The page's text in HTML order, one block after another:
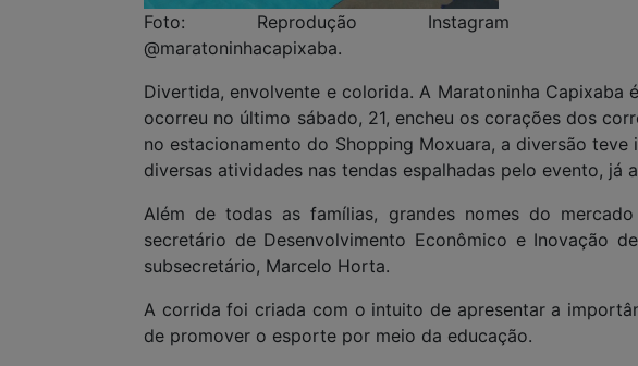
Foto: Reprodução Instagram
@maratoninhacapixaba.
Divertida, envolvente e colorida. A Maratoninha Capixaba
ocorreu no último sábado, 21, encheu os corações dos
no estacionamento do Shopping Moxuara, a diversão
diversas atividades nas tendas espalhadas pelo evento, já
Além de todas as famílias, grandes nomes do
secretário de Desenvolvimento Econômico e Inovação
subsecretário, Marcelo Horta.
A corrida foi criada com o intuito de apresentar a
de promover o esporte por meio da educação.